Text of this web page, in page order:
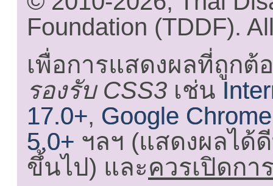
Foundation (TDDF).
เพื่อการแสดงผลที่ถูกต้
รองรับ CSS3 เช่น
17.0+, Google
5.0+ ฯลฯ (แสดงผลได้
ขึ้นไป) และควรเปิดกา